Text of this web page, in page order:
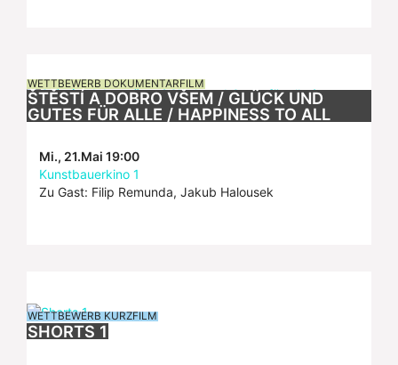
WETTBEWERB DOKUMENTARFILM
ŠTĚSTÍ A DOBRO VŠEM / GLÜCK UND
GUTES FÜR ALLE / HAPPINESS TO ALL
Mi., 21.Mai 19:00
Kunstbauerkino 1
Zu Gast: Filip Remunda, Jakub Halousek
WETTBEWERB KURZFILM
SHORTS 1